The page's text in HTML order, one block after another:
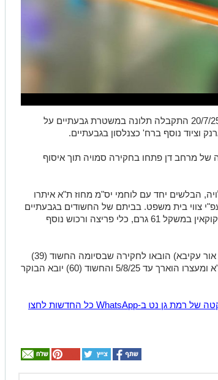
לפני כשבועיים, ביום ראשון ה-20/7/25 התקבלה תלונה במשטרת גבעתיים על
וציוד נוסף ברח' כצנלסון בגבעתיים.
של מרחב דן פתחו בחקירה סמויה תוך איסוף
הבלשים יחד עם לוחמי יס"מ מחוז ת"א איתרו
צווי בית משפט. בביתם של החשודים בגבעתיים
נתפס חומר החשוד כסם מסוג קוקאין במשקל 61 גרם, כלי פריצה ורכוש נוסף
שני החשודים (60 גבעתיים, 39 אור עקיבא) הובאו לחקירה שבסיומה החשוד (39)
הובא לדיון בבימ"ש השלום בת"א ומעצרו הוארך עד 5/8/25 והחשוד (60) יובא הבוקר
הצטרפו לקבוצת החדשות השקטה של רמת גן נט ב-WhatsApp כל החדשות לחצו